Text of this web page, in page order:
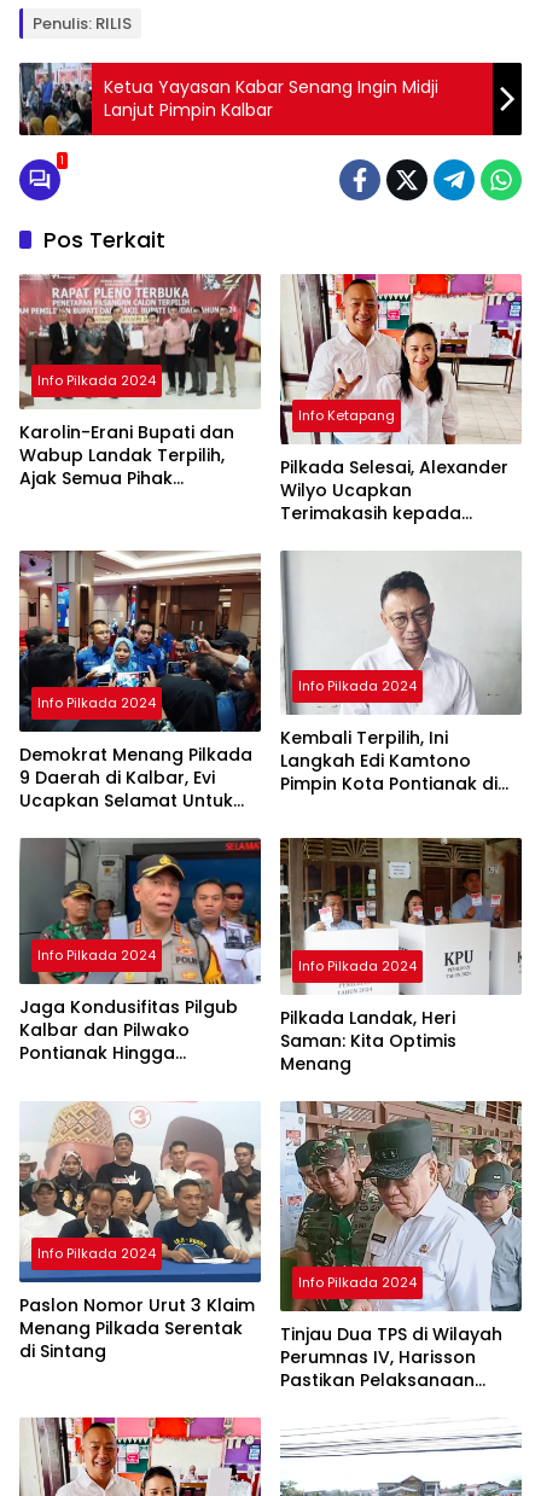
Penulis: RILIS
Ketua Yayasan Kabar Senang Ingin Midji
Lanjut Pimpin Kalbar
1
Pos Terkait
Info Pilkada 2024
Karolin-Erani Bupati dan
Wabup Landak Terpilih,
Ajak Semua Pihak
Info Ketapang
Pilkada Selesai, Alexander
Wilyo Ucapkan
Terimakasih kepada
Info Pilkada 2024
Demokrat Menang Pilkada
9 Daerah di Kalbar, Evi
Ucapkan Selamat Untuk
Info Pilkada 2024
Kembali Terpilih, Ini
Langkah Edi Kamtono
Pimpin Kota Pontianak di
Info Pilkada 2024
Jaga Kondusifitas Pilgub
Kalbar dan Pilwako
Pontianak Hingga
Selesai
Info Pilkada 2024
Pilkada Landak, Heri
Saman: Kita Optimis
Menang
Info Pilkada 2024
Paslon Nomor Urut 3 Klaim
Menang Pilkada Serentak
di Sintang
Info Pilkada 2024
Tinjau Dua TPS di Wilayah
Perumnas IV, Harisson
Pastikan Pelaksanaan
Aman